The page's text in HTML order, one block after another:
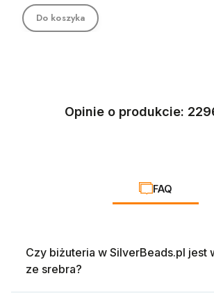
Do koszyka
Opinie o produkcie:
FAQ
Czy biżuteria w SilverBeads.pl jest
ze srebra?